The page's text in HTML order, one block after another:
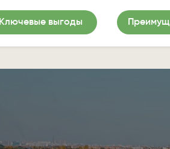
Ключевые выгоды